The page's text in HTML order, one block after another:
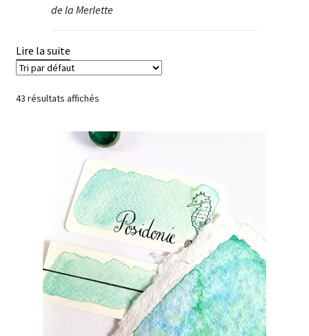
de la Merlette
Lire la suite
43 résultats affichés